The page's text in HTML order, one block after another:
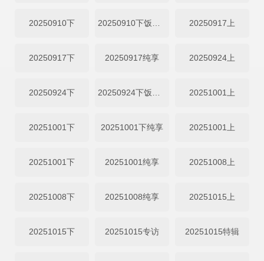
20250910下 20250917上
20250917下 20250917纯享 20250924上
20250924下 20251001上
20251001下 20251001下纯享 20251001上
20251001下 20251001纯享 20251008上
20251008下 20251008纯享 20251015上
20251015下 20251015专访 20251015特辑